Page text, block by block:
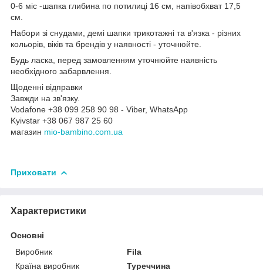
0-6 міс -шапка глибина по потилиці 16 см, напівобхват 17,5
см.
Набори зі снудами, демі шапки трикотажні та в'язка - різних
кольорів, віків та брендів у наявності - уточнюйте.
Будь ласка, перед замовленням уточнюйте наявність
необхідного забарвлення.
Щоденні відправки
Завжди на зв'язку.
Vodafone +38 099 258 90 98 - Viber, WhatsApp
Kyivstar +38 067 987 25 60
магазин mio-bambino.com.ua
Приховати
Характеристики
Основні
Виробник
Fila
Країна виробник
Туреччина